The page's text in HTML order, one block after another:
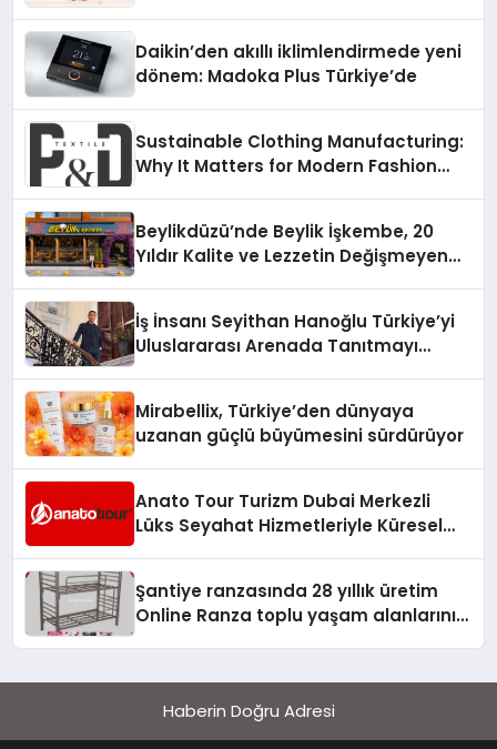
Daikin’den akıllı iklimlendirmede yeni
dönem: Madoka Plus Türkiye’de
Sustainable Clothing Manufacturing:
Why It Matters for Modern Fashion
Beylikdüzü’nde Beylik İşkembe, 20
Yıldır Kalite ve Lezzetin Değişmeyen
İş İnsanı Seyithan Hanoğlu Türkiye’yi
Uluslararası Arenada Tanıtmayı
Mirabellix, Türkiye’den dünyaya
uzanan güçlü büyümesini sürdürüyor
Anato Tour Turizm Dubai Merkezli
Lüks Seyahat Hizmetleriyle Küresel
Şantiye ranzasında 28 yıllık üretim
Online Ranza toplu yaşam alanlarını
Haberin Doğru Adresi